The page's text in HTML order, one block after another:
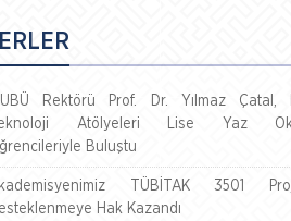
Rektörü Prof. Dr. Yılmaz Çatal,
Atölyeleri Lise Yaz
Buluştu
TÜBİTAK 3501
Hak Kazandı